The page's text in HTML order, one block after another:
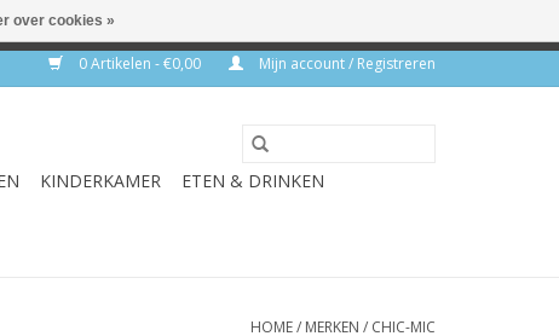
0 Artikelen - €0,00 Mijn account / Registreren
KINDERKAMER
ETEN & DRINKEN
HOME/ MERKEN / CHIC-MIC
over cookies »